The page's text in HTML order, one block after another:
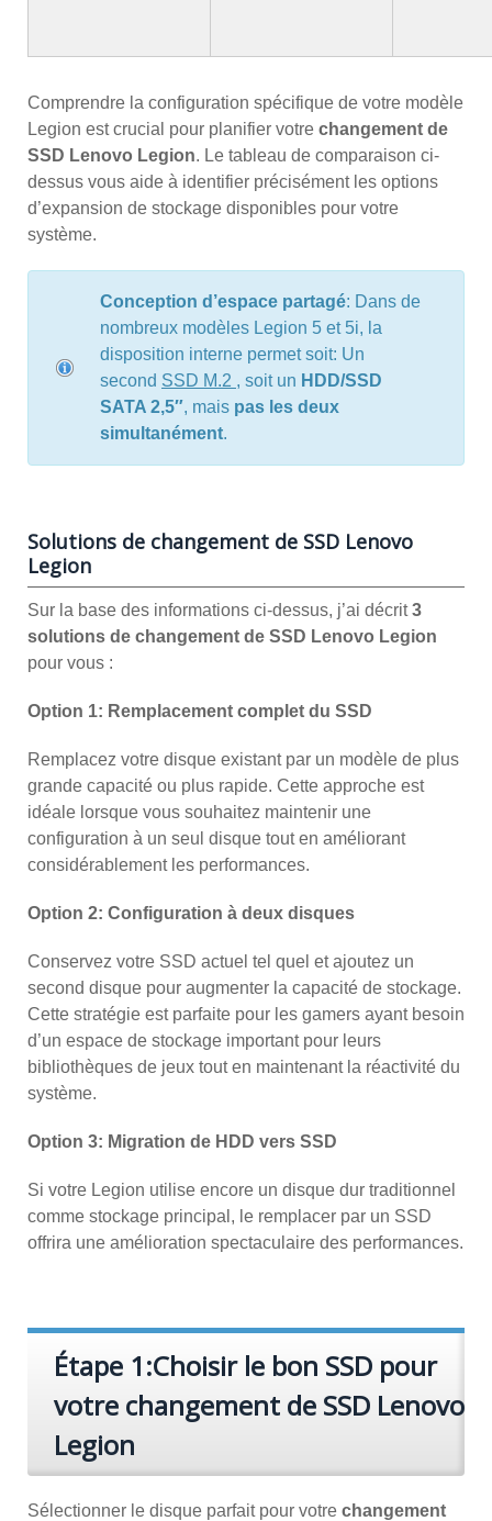
Comprendre la configuration spécifique de votre modèle
Legion est crucial pour planifier votre changement de
SSD Lenovo Legion. Le tableau de comparaison ci-
dessus vous aide à identifier précisément les options
d’expansion de stockage disponibles pour votre
système.
Conception d’espace partagé: Dans de
nombreux modèles Legion 5 et 5i, la
disposition interne permet soit: Un
second SSD M.2 , soit un HDD/SSD
SATA 2,5″, mais pas les deux
simultanément.
Solutions de changement de SSD Lenovo
Legion
Sur la base des informations ci-dessus, j’ai décrit3
solutions de changement de SSD Lenovo Legion
pour vous :
Option 1: Remplacement complet du SSD
Remplacez votre disque existant par un modèle de plus
grande capacité ou plus rapide. Cette approche est
idéale lorsque vous souhaitez maintenir une
configuration à un seul disque tout en améliorant
considérablement les performances.
Option 2: Configuration à deux disques
Conservez votre SSD actuel tel quel et ajoutez un
second disque pour augmenter la capacité de stockage.
Cette stratégie est parfaite pour les gamers ayant besoin
d’un espace de stockage important pour leurs
bibliothèques de jeux tout en maintenant la réactivité du
système.
Option 3: Migration de HDD vers SSD
Si votre Legion utilise encore un disque dur traditionnel
comme stockage principal, le remplacer par un SSD
offrira une amélioration spectaculaire des performances.
Étape 1:Choisir le bon SSD pour
votre changement de SSD Lenovo
Legion
Sélectionner le disque parfait pour votre changement